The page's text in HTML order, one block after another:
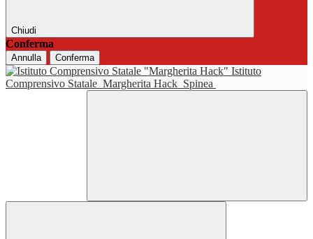
Chiudi
Conferma
Annulla Conferma
Istituto
Comprensivo Statale Margherita Hack Spinea